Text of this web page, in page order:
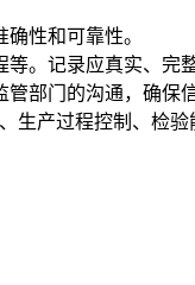
性和可靠性。
。记录应真实、完
部门的沟通，确保
产过程控制、检验